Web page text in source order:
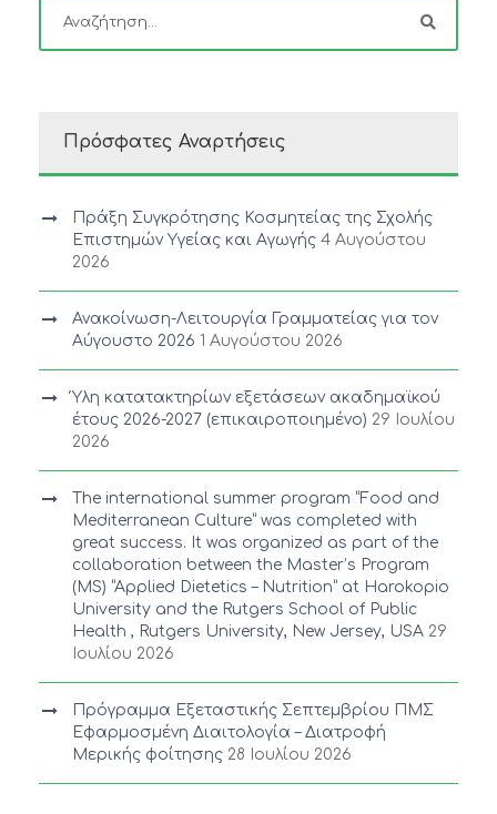
Πρόσφατες Αναρτήσεις
Πράξη Συγκρότησης Κοσμητείας της Σχολής
Επιστημών Υγείας και Αγωγής 4 Αυγούστου
2026
Ανακοίνωση-Λειτουργία Γραμματείας για τον
Αύγουστο 2026 1 Αυγούστου 2026
Ύλη κατατακτηρίων εξετάσεων ακαδημαϊκού
έτους 2026-2027 (επικαιροποιημένο) 29 Ιουλίου
2026
The international summer program “Food and
Mediterranean Culture” was completed with
great success. It was organized as part of the
collaboration between the Master’s Program
(MS) “Applied Dietetics – Nutrition” at Harokopio
University and the Rutgers School of Public
Health , Rutgers University, New Jersey, USA 29
Ιουλίου 2026
Πρόγραμμα Εξεταστικής Σεπτεμβρίου ΠΜΣ
Εφαρμοσμένη Διαιτολογία – Διατροφή
Μερικής φοίτησης 28 Ιουλίου 2026